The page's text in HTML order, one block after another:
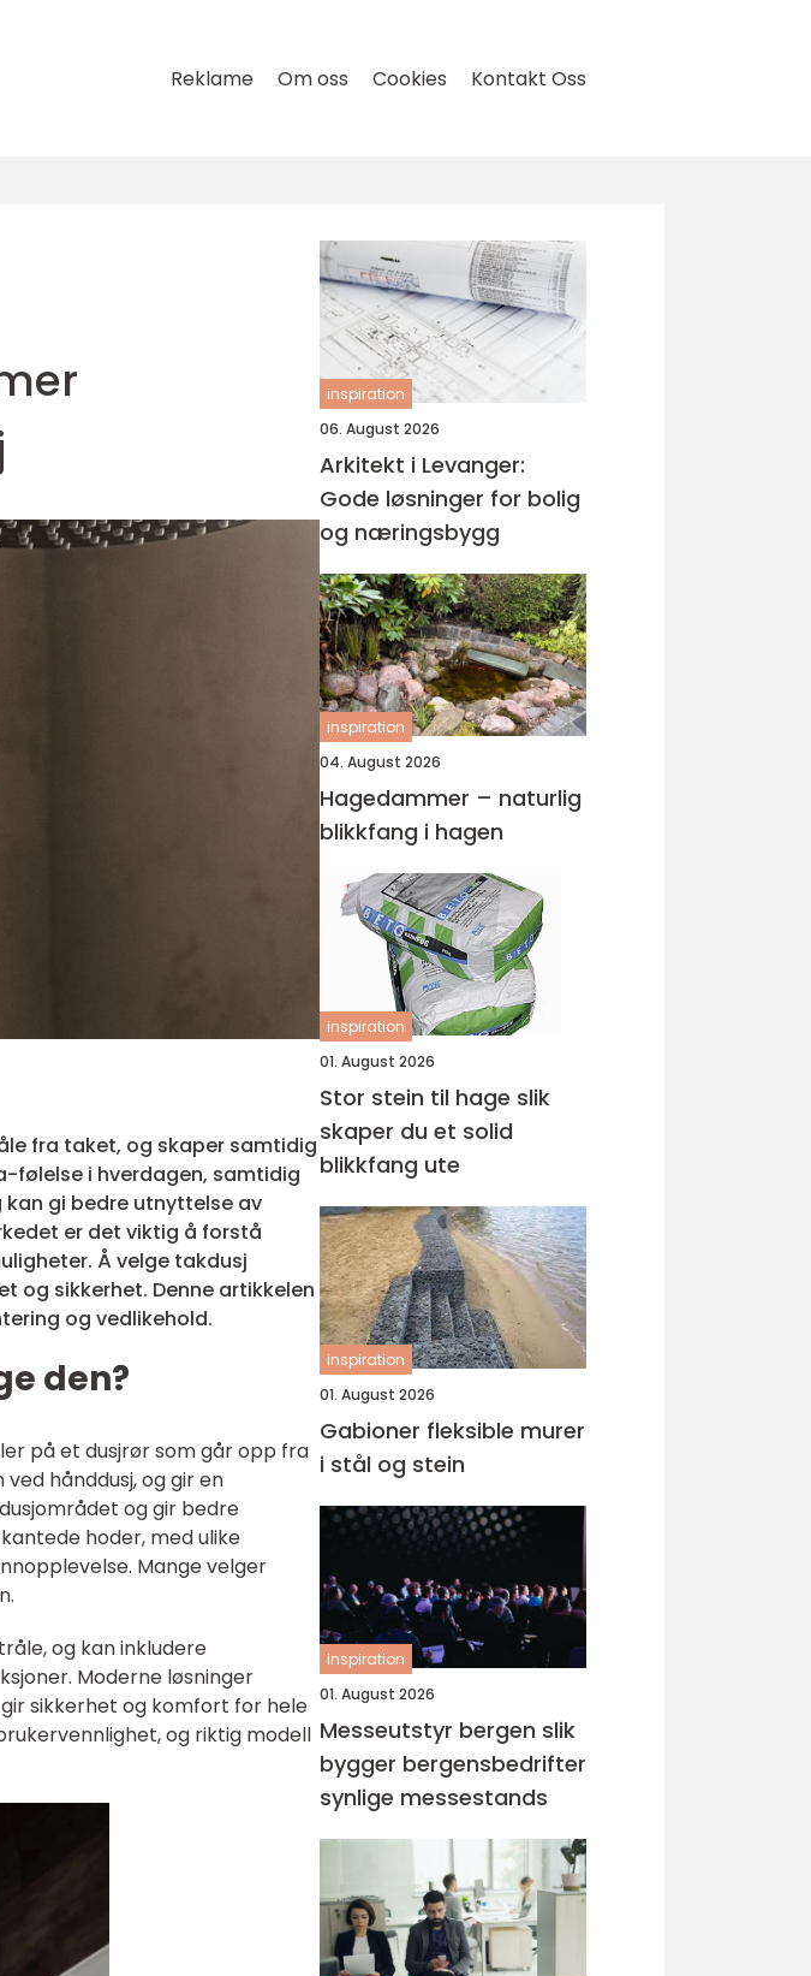
Reklame Om oss Cookies Kontakt Oss
fra taket, og skaper samtidig
følelse i hverdagen, samtidig
gi bedre utnyttelse av
er det viktig å forstå
Å velge takdusj
og sikkerhet. Denne artikkelen
og vedlikehold.
den?
på et dusjrør som går opp fra
hånddusj, og gir en
og gir bedre
hoder, med ulike
Mange velger
og kan inkludere
Moderne løsninger
sikkerhet og komfort for hele
og riktig modell
inspiration
06. August 2026
Arkitekt i Levanger:
Gode løsninger for bolig
og næringsbygg
inspiration
04. August 2026
Hagedammer – naturlig
blikkfang i hagen
inspiration
01. August 2026
Stor stein til hage slik
skaper du et solid
blikkfang ute
inspiration
01. August 2026
Gabioner fleksible murer
i stål og stein
inspiration
01. August 2026
Messeutstyr bergen slik
bygger bergensbedrifter
synlige messestands